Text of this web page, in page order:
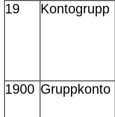
19
Kontogrupp
1900 Gruppkonto